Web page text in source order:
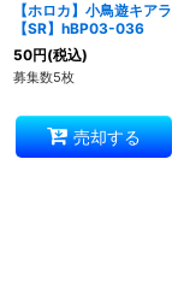
【ホロカ】小鳥遊キアラ
【SR】hBP03-036
50円(税込)
募集数5枚
売却する